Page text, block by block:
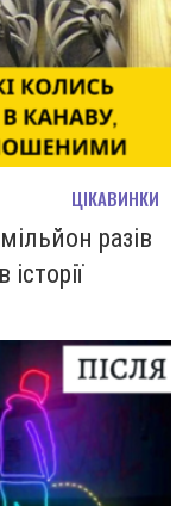
ЦІКАВИНКИ
разів